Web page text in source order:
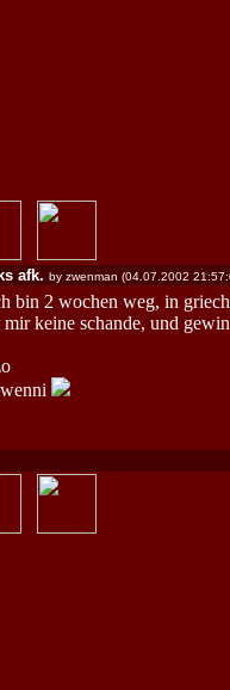
afk. by zwenman (04.07.2002
bin 2 wochen weg, in
mir keine schande, und